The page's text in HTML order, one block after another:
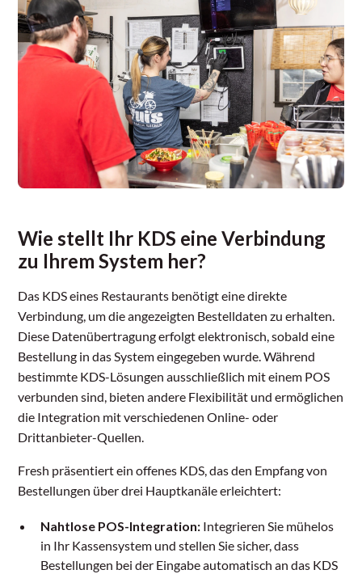
Wie stellt Ihr KDS eine Verbindung
zu Ihrem System her?
Das KDS eines Restaurants benötigt eine direkte
Verbindung, um die angezeigten Bestelldaten zu erhalten.
Diese Datenübertragung erfolgt elektronisch, sobald eine
Bestellung in das System eingegeben wurde. Während
bestimmte KDS-Lösungen ausschließlich mit einem POS
verbunden sind, bieten andere Flexibilität und ermöglichen
die Integration mit verschiedenen Online- oder
Drittanbieter-Quellen.
Fresh präsentiert ein offenes KDS, das den Empfang von
Bestellungen über drei Hauptkanäle erleichtert:
Nahtlose POS-Integration: Integrieren Sie mühelos
in Ihr Kassensystem und stellen Sie sicher, dass
Bestellungen bei der Eingabe automatisch an das KDS